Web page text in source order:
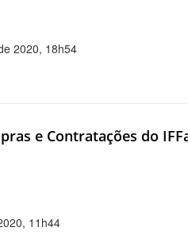
2020, 18h54
e Contratações do
11h44